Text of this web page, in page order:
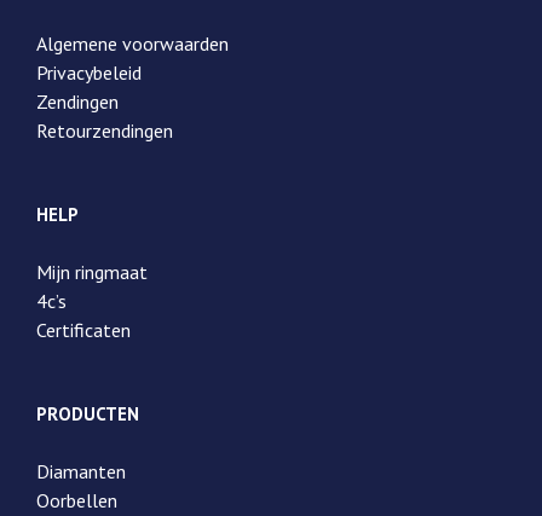
Algemene voorwaarden
Privacybeleid
Zendingen
Retourzendingen
HELP
Mijn ringmaat
4c’s
Certificaten
PRODUCTEN
Diamanten
Oorbellen